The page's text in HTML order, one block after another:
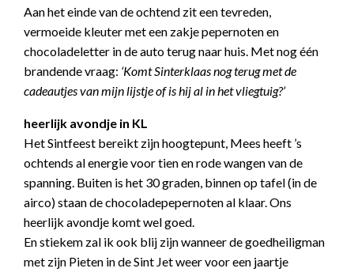
Aan het einde van de ochtend zit een tevreden,
vermoeide kleuter met een zakje pepernoten en
chocoladeletter in de auto terug naar huis. Met nog één
brandende vraag: ‘Komt Sinterklaas nog terug met de
cadeautjes van mijn lijstje of is hij al in het vliegtuig?’
heerlijk avondje in KL
Het Sintfeest bereikt zijn hoogtepunt, Mees heeft ’s
ochtends al energie voor tien en rode wangen van de
spanning. Buiten is het 30 graden, binnen op tafel (in de
airco) staan de chocoladepepernoten al klaar. Ons
heerlijk avondje komt wel goed.
En stiekem zal ik ook blij zijn wanneer de goedheiligman
met zijn Pieten in de Sint Jet weer voor een jaartje